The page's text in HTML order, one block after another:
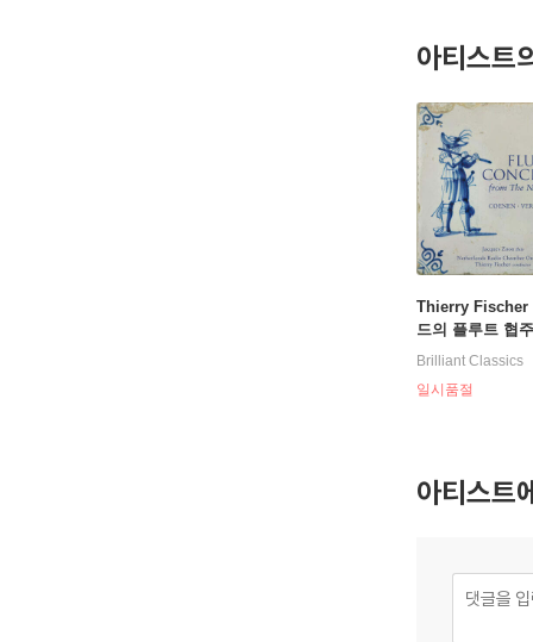
아티스트
Thierry Fischer
드의 플루트 협
e Concertos
Brilliant Classics
일시품절
아티스트